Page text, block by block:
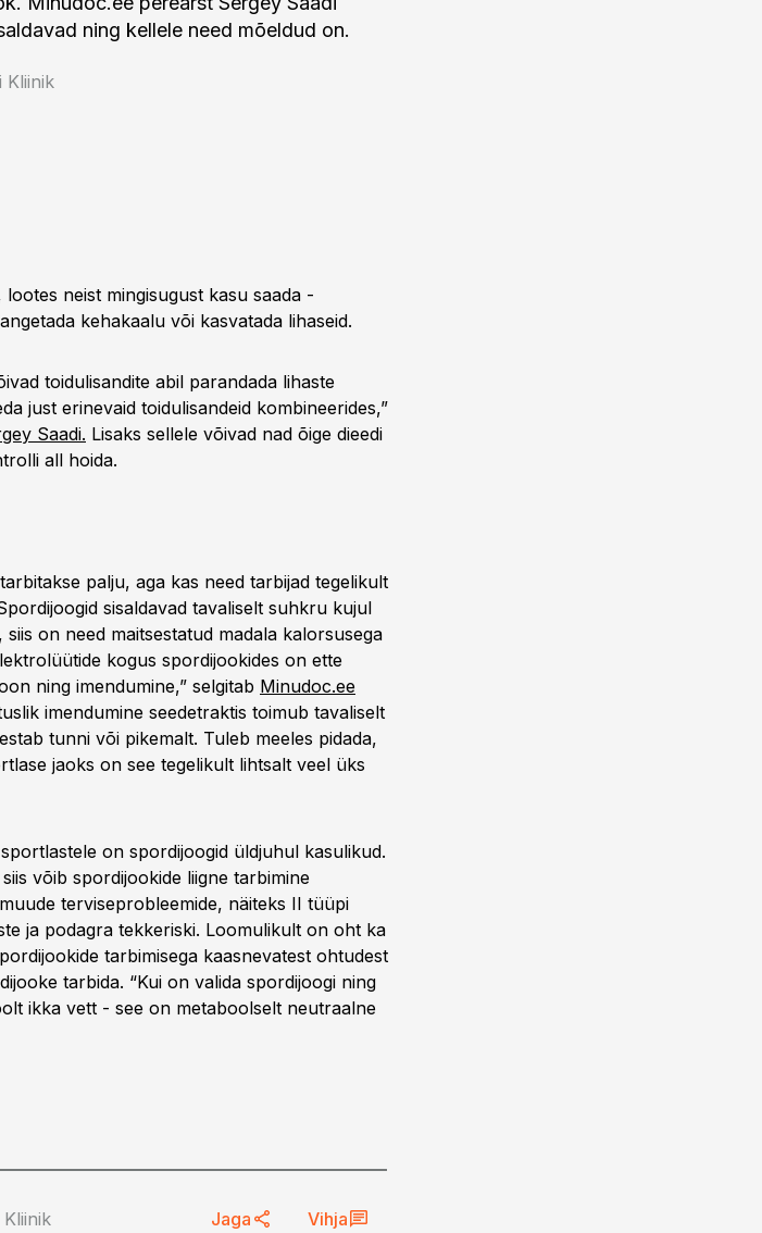
ning kellele need mõeldud on.
Kliinik
neist mingisugust kasu saada -
kehakaalu või kasvatada lihaseid.
toidulisandite abil parandada lihaste
just erinevaid toidulisandeid kombineerides,”
Saadi. Lisaks sellele võivad nad õige dieedi
all hoida.
palju, aga kas need tarbijad tegelikult
sisaldavad tavaliselt suhkru kujul
on need maitsestatud madala kalorsusega
kogus spordijookides on ette
ning imendumine,” selgitab Minudoc.ee
imendumine seedetraktis toimub tavaliselt
tunni või pikemalt. Tuleb meeles pidada,
jaoks on see tegelikult lihtsalt veel üks
on spordijoogid üldjuhul kasulikud.
võib spordijookide liigne tarbimine
terviseprobleemide, näiteks II tüüpi
ja podagra tekkeriski. Loomulikult on oht ka
tarbimisega kaasnevatest ohtudest
tarbida. “Kui on valida spordijoogi ning
ikka vett - see on metaboolselt neutraalne
Jaga Vihja
ST